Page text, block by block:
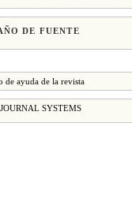
DE FUENTE
de ayuda de la revista
SYSTEMS